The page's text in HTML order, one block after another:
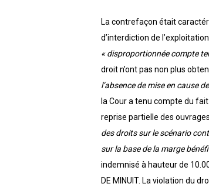
La contrefaçon était
d’interdiction de
« disproportionnée compte
droit n’ont pas non plus
l’absence de mise en cause
la Cour a tenu compte du
reprise partielle des
des droits sur le scénario
sur la base de la marge
indemnisé à hauteur de
DE MINUIT. La violation du